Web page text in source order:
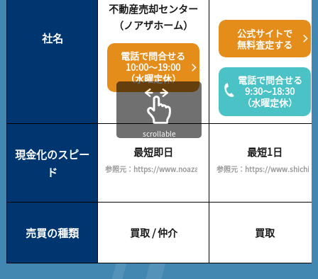
社名
不動産売却センター
（ノアザホーム）
電話で問合せる
10:00～19:00
（水曜定休）
公式サイトで
無料査定する
電話で問合せる
9:30～18:30
（水曜定休）
現金化のスピー
ド
最短即日
参照元：https://www.noazahome.com/
最短1日
参照元：https://
売買の種類 買取 / 仲介 買取
scrollable